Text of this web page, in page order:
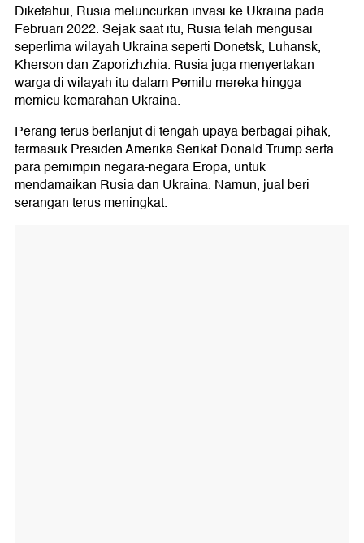
Diketahui, Rusia meluncurkan invasi ke Ukraina pada
Februari 2022. Sejak saat itu, Rusia telah mengusai
seperlima wilayah Ukraina seperti Donetsk, Luhansk,
Kherson dan Zaporizhzhia. Rusia juga menyertakan
warga di wilayah itu dalam Pemilu mereka hingga
memicu kemarahan Ukraina.
Perang terus berlanjut di tengah upaya berbagai pihak,
termasuk Presiden Amerika Serikat Donald Trump serta
para pemimpin negara-negara Eropa, untuk
mendamaikan Rusia dan Ukraina. Namun, jual beri
serangan terus meningkat.